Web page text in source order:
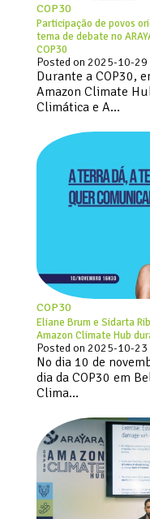
COP30
Participação de povos
tema de debate no
COP30
Posted on 2025-10-29
Durante a COP30,
Amazon Climate
Climática e A…
COP30
Eliane Brum e Sidarta
Amazon Climate Hub
Posted on 2025-10-23
No dia 10 de
dia da COP30 em
Clima…